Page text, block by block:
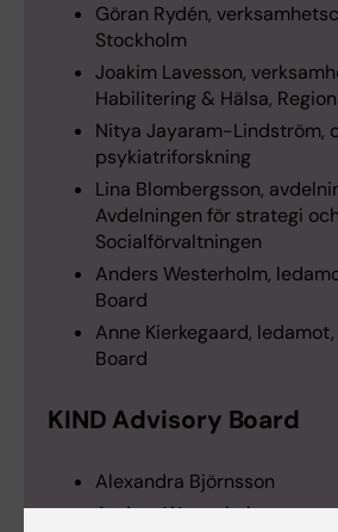
Göran Rydén,
Stockholm
Joakim Lavesson,
Habilitering & Hälsa,
Nitya Jayaram-Lindström,
psykiatriforskning
Lina Blombergsson,
Avdelningen för strategi
Socialförvaltningen
Anders Westerholm,
Board
Anne Kierkegaard,
Board
KIND Advisory Board
Alexandra Björnsson
Anders Westerholm